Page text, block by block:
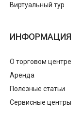
Виртуальный тур
ИНФОРМАЦИЯ
О торговом центре
Аренда
Полезные статьи
Сервисные центры